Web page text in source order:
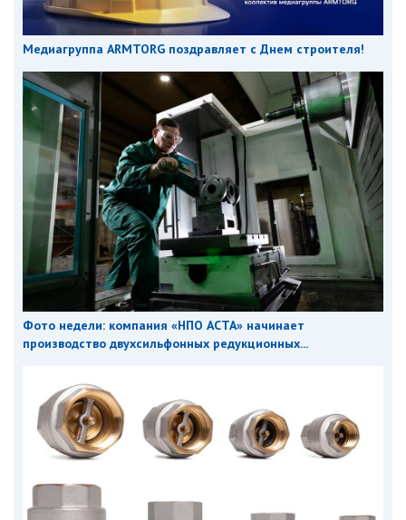
Медиагруппа ARMTORG поздравляет с Днем строителя!
Фото недели: компания «НПО АСТА» начинает
производство двухсильфонных редукционных...